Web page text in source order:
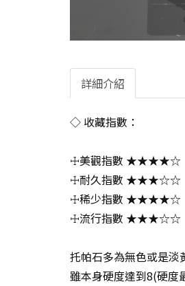
詳細介紹
◇ 收藏指數：
☩美觀指數 ★★★★☆
☩耐久指數 ★★★☆☆
☩稀少指數 ★★★★☆
☩流行指數 ★★★☆☆
托帕石多為無色或是
雖本身硬度達到8(硬度